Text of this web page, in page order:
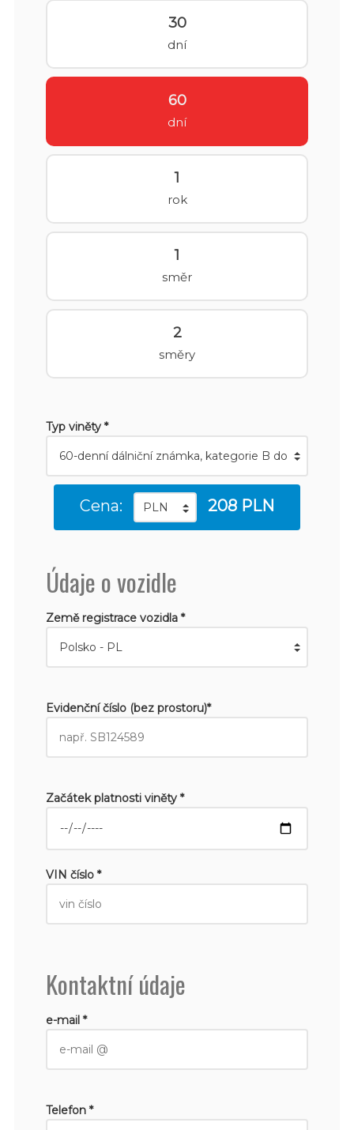
30
dní
60
dní
1
rok
1
směr
2
směry
Typ viněty *
Cena: 208 PLN
Údaje o vozidle
Země registrace vozidla *
Evidenční číslo (bez prostoru)*
Začátek platnosti viněty *
VIN číslo *
Kontaktní údaje
e-mail *
Telefon *